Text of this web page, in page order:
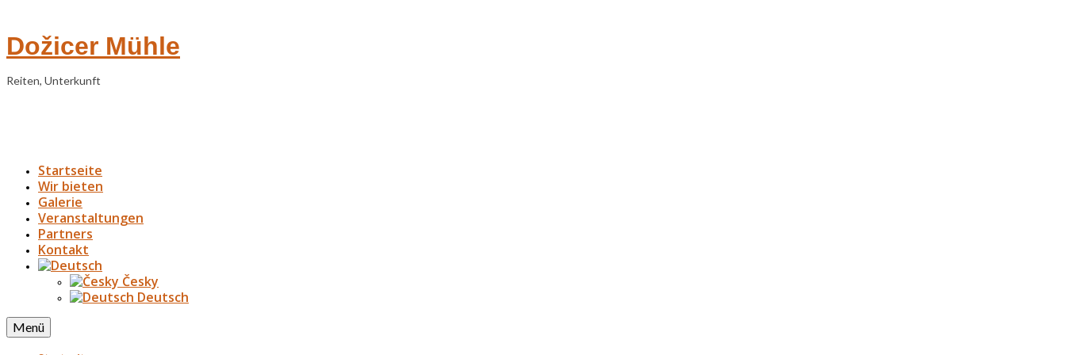
Dožicer Mühle
Reiten, Unterkunft
Startseite
Wir bieten
Galerie
Veranstaltungen
Partners
Kontakt
Česky
Deutsch
Menü